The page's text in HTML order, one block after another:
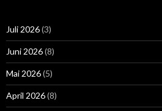
Juli 2026(3)
Juni 2026(8)
Mai 2026(5)
April 2026(8)